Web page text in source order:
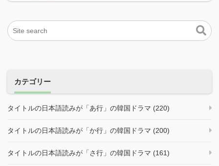
カテゴリー
タイトルの日本語読みが「あ行」の韓国ドラマ (220)
タイトルの日本語読みが「か行」の韓国ドラマ (200)
タイトルの日本語読みが「さ行」の韓国ドラマ (161)